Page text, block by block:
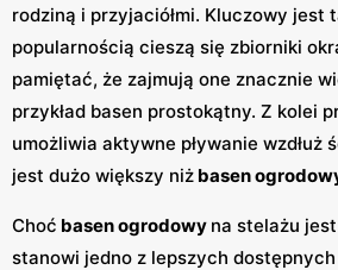
rodziną i przyjaciółmi. Kluczowy jest
popularnością cieszą się zbiorniki
pamiętać, że zajmują one znacznie
przykład basen prostokątny. Z kolei
umożliwia aktywne pływanie wzdłuż
jest dużo większy niż basen
Choć basen ogrodowy na stelażu
stanowi jedno z lepszych